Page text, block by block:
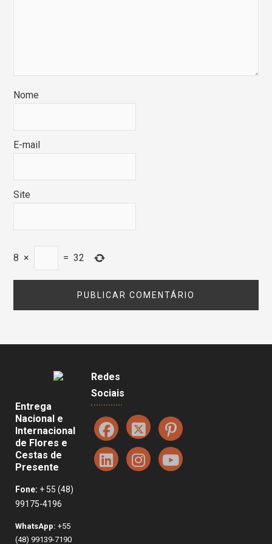
Nome
E-mail
Site
8 × = 32
Entrega
Nacional e
Internacional
de Flores e
Cestas de
Presente
Fone: + 55 (48)
99175-4196
WhatsApp: +55
(48) 99139-7190
Redes
Sociais